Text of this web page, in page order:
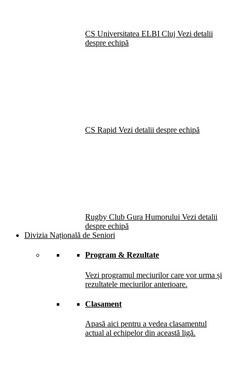
CS Universitatea ELBI Cluj Vezi detalii
despre echipă
CS Rapid Vezi detalii despre echipă
Rugby Club Gura Humorului Vezi detalii
despre echipă
Divizia Națională de Seniori
Program & Rezultate
Vezi programul meciurilor care vor urma și
rezultatele meciurilor anterioare.
Clasament
Apasă aici pentru a vedea clasamentul
actual al echipelor din această ligă.